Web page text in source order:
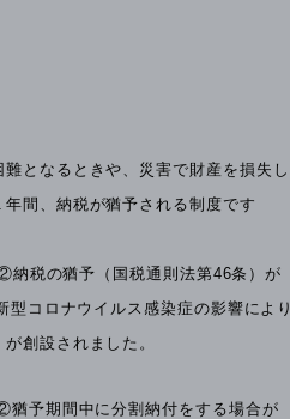
となるときや、災害で財産を損失し
間、納税が猶予される制度です
税の猶予（国税通則法第46条）が
コロナウイルス感染症の影響により
創設されました。
予期間中に分割納付をする場合が